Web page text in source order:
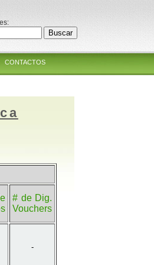
CONTACTOS
# de Dig.
Vouchers
-